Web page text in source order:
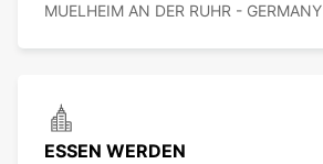
MUELHEIM AN DER RUHR - GERMANY
ESSEN WERDEN